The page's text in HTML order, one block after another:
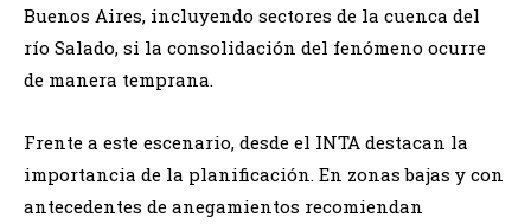
Buenos Aires, incluyendo sectores de la cuenca del
río Salado, si la consolidación del fenómeno ocurre
de manera temprana.
Frente a este escenario, desde el INTA destacan la
importancia de la planificación. En zonas bajas y con
antecedentes de anegamientos recomiendan